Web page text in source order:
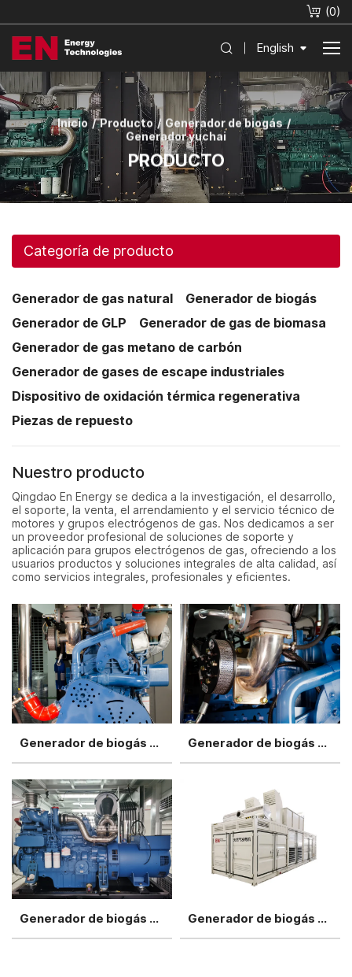
(0)
English
Inicio Producto
Generador de biogás
Generador yuchai
PRODUCTO
Categoría de producto
Generador de gas natural
Generador de biogás
Generador de GLP
Generador de gas de biomasa
Generador de gas metano de carbón
Generador de gases de escape industriales
Dispositivo de oxidación térmica regenerativa
Piezas de repuesto
Nuestro producto
Qingdao En Energy se dedica a la investigación, el desarrollo,
el soporte, la venta, el arrendamiento y el servicio técnico de
motores y grupos electrógenos de gas. Nos dedicamos a ser
un proveedor profesional de soluciones de soporte y
aplicación para grupos electrógenos de gas, ofreciendo a los
usuarios productos y soluciones integrales de alta calidad, así
como servicios integrales, profesionales y eficientes.
Generador de biogás Yuchai de 500 kW Generador de biogás Yuchai de 400 kW
Generador de biogás Yuchai de 250 kW Generador de biogás Yuchai de 300 kW